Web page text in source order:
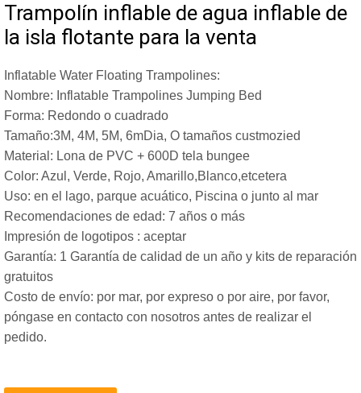
Trampolín inflable de agua inflable de
la isla flotante para la venta
Inflatable Water Floating Trampolines:
Nombre: Inflatable Trampolines Jumping Bed
Forma: Redondo o cuadrado
Tamaño:3M, 4M, 5M, 6mDia, O tamaños custmozied
Material: Lona de PVC + 600D tela bungee
Color: Azul, Verde, Rojo, Amarillo,Blanco,etcetera
Uso: en el lago, parque acuático, Piscina o junto al mar
Recomendaciones de edad: 7 años o más
Impresión de logotipos : aceptar
Garantía: 1 Garantía de calidad de un año y kits de reparación
gratuitos
Costo de envío: por mar, por expreso o por aire, por favor,
póngase en contacto con nosotros antes de realizar el
pedido.